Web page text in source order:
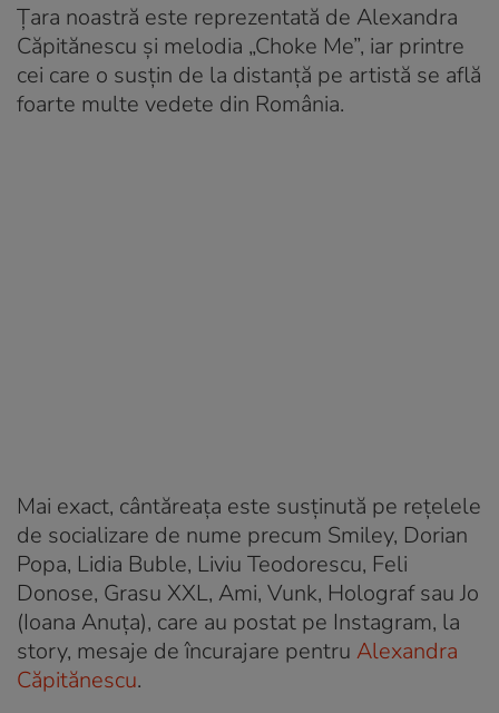
Țara noastră este reprezentată de Alexandra
Căpitănescu și melodia „Choke Me”, iar printre
cei care o susțin de la distanță pe artistă se află
foarte multe vedete din România.
Mai exact, cântăreața este susținută pe rețelele
de socializare de nume precum Smiley, Dorian
Popa, Lidia Buble, Liviu Teodorescu, Feli
Donose, Grasu XXL, Ami, Vunk, Holograf sau Jo
(Ioana Anuța), care au postat pe Instagram, la
story, mesaje de încurajare pentru Alexandra
Căpitănescu.